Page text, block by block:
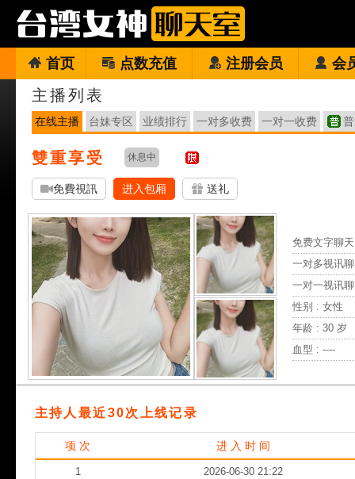
首页 点数充值 注册会员 会
主播列表
在线主播 台妹专区 业绩排行 一对多收费 一对一收费
雙重享受 休息中
免費視訊 进入包厢 送礼
免费文字聊
一对多视讯
一对一视讯
性别 : 女性
年龄 : 30 岁
血型 : ----
主持人最近30次上线记录
项 次 进 入 时 间
1 2026-06-30 21:22